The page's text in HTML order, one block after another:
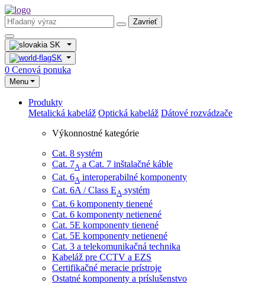
Zavrieť
SK
SK
0 Cenová ponuka
Menu
Produkty
Metalická kabeláž Optická kabeláž Dátové rozvádzače
Výkonnostné kategórie
Cat. 8 systém
Cat. 7A ​ a Cat. 7 inštalačné káble
Cat. 6A interoperabilné komponenty
Cat. 6A / Class EA systém
Cat. 6 komponenty tienené
Cat. 6 komponenty netienené
Cat. 5E komponenty tienené
Cat. 5E komponenty netienené
Cat. 3 a telekomunikačná technika
Kabeláž pre CCTV a EZS
Certifikačné meracie prístroje
Ostatné komponenty a príslušenstvo